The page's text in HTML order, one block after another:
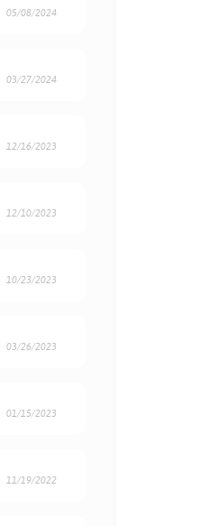
05/08/2024
03/27/2024
12/16/2023
12/10/2023
10/23/2023
03/26/2023
01/15/2023
11/19/2022